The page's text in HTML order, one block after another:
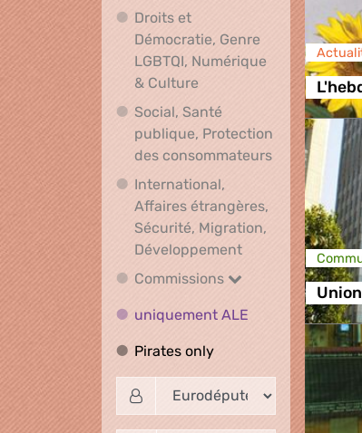
Droits et
Démocratie, Genre
LGBTQI, Numérique
& CultureDroits et Démocratie,
Social, Santé
publique, Protection
des consommateursSocial,
International,
Affaires étrangères,
Sécurité, Migration,
DéveloppementInternational,
Commissions
Commissions
uniquement ALE uniquement ALE
Pirates onlyPirates only